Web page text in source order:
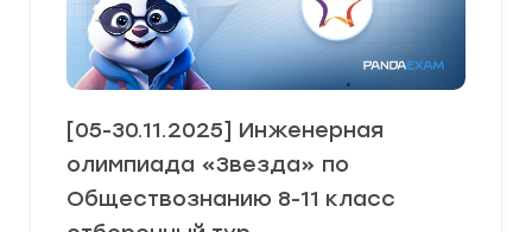
[05-30.11.2025] Инженерная
олимпиада «Звезда» по
Обществознанию 8-11 класс